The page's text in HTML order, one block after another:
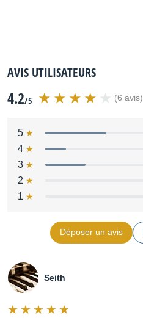
AVIS UTILISATEURS
4.2/5 (6 avis)
5
4
3
2
1
Déposer un avis
Seith